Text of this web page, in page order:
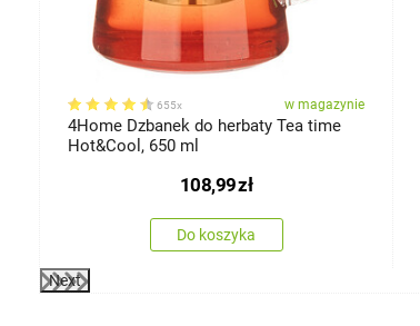
655x w magazynie
4Home Dzbanek do herbaty Tea time
Hot&Cool, 650 ml
108,99zł
Do koszyka
Next